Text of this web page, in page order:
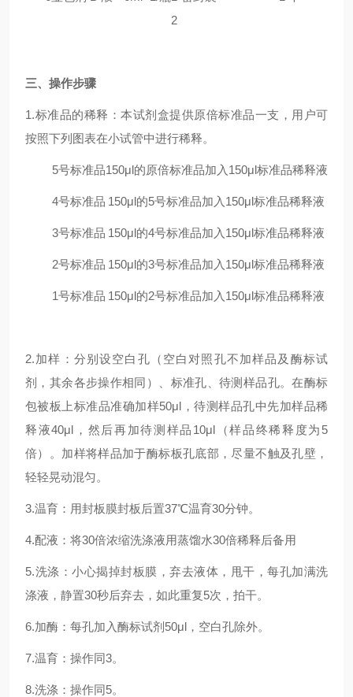
2
三、操作步骤
1.标准品的稀释：本试剂盒提供原倍标准品一支，用户可
按照下列图表在小试管中进行稀释。
5号标准品150μl的原倍标准品加入150μl标准品稀释液
4号标准品 150μl的5号标准品加入150μl标准品稀释液
3号标准品 150μl的4号标准品加入150μl标准品稀释液
2号标准品 150μl的3号标准品加入150μl标准品稀释液
1号标准品 150μl的2号标准品加入150μl标准品稀释液
2.加样：分别设空白孔（空白对照孔不加样品及酶标试
剂，其余各步操作相同）、标准孔、待测样品孔。在酶标
包被板上标准品准确加样50μl，待测样品孔中先加样品稀
释液40μl，然后再加待测样品10μl（样品终稀释度为5
倍）。加样将样品加于酶标板孔底部，尽量不触及孔壁，
轻轻晃动混匀。
3.温育：用封板膜封板后置37℃温育30分钟。
4.配液：将30倍浓缩洗涤液用蒸馏水30倍稀释后备用
5.洗涤：小心揭掉封板膜，弃去液体，甩干，每孔加满洗
涤液，静置30秒后弃去，如此重复5次，拍干。
6.加酶：每孔加入酶标试剂50μl，空白孔除外。
7.温育：操作同3。
8.洗涤：操作同5。